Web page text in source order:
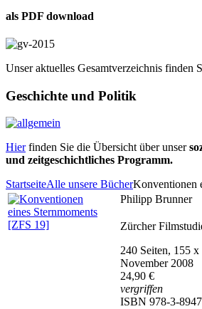
als PDF download
Unser aktuelles Gesamtverzeichnis finden
Geschichte und Politik
Hierfinden Sie die Übersicht über unser
und zeitgeschichtliches Programm.
StartseiteAlle unsere BücherKonventionen
Philipp Brunner
Zürcher
240 Seiten, 155
November 2008
24,90 €
vergriffen
ISBN 978-3-